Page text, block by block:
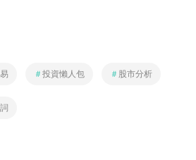
＃投資懶人包 ＃ 股市分析